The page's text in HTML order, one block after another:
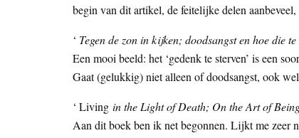
begin van dit artikel, de feitelijke delen
‘ Tegen de zon in kijken; doodsangst en hoe die
Een mooi beeld: het ‘gedenk te sterven’ is een
Gaat (gelukkig) niet alleen of doodsangst, ook
‘ Living in the Light of Death; On the Art of
Aan dit boek ben ik net begonnen. Lijkt me zeer